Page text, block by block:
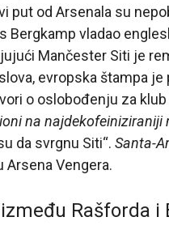
put od Arsenala su
Bergkamp vladao
Mančester Siti je
evropska štampa je
o oslobođenju za
na najdekofeiniziraniji
da svrgnu Siti“. Santa-
Vengera.
Rašforda i